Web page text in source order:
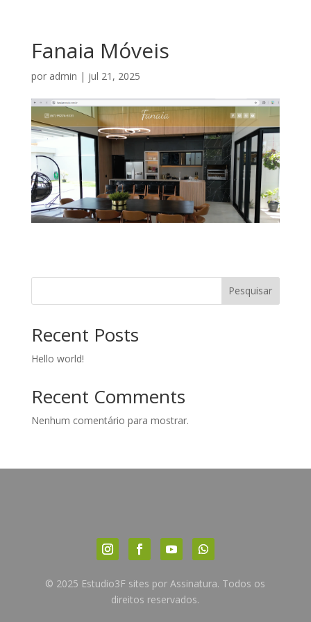
Fanaia Móveis
por admin | jul 21, 2025
Pesquisar
Recent Posts
Hello world!
Recent Comments
Nenhum comentário para mostrar.
© 2025 Estudio3F sites por Assinatura. Todos os
direitos reservados.